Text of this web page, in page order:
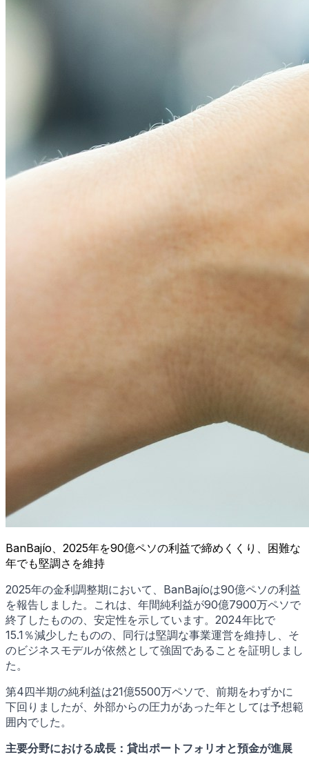
BanBajío、2025年を90億ペソの利益で締めくくり、困難な
年でも堅調さを維持
2025年の金利調整期において、BanBajíoは90億ペソの利益
を報告しました。これは、年間純利益が90億7900万ペソで
終了したものの、安定性を示しています。2024年比で
15.1％減少したものの、同行は堅調な事業運営を維持し、そ
のビジネスモデルが依然として強固であることを証明しまし
た。
第4四半期の純利益は21億5500万ペソで、前期をわずかに
下回りましたが、外部からの圧力があった年としては予想範
囲内でした。
主要分野における成長：貸出ポートフォリオと預金が進展